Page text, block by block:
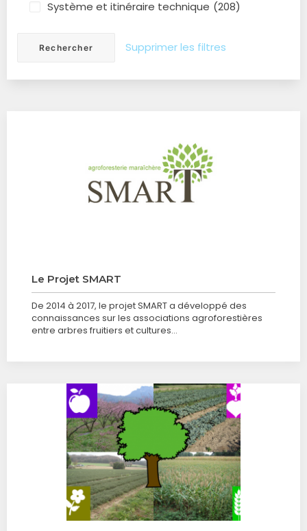
Système et itinéraire technique (208)
Supprimer les filtres
Le Projet SMART
De 2014 à 2017, le projet SMART a développé des
connaissances sur les associations agroforestières
entre arbres fruitiers et cultures…